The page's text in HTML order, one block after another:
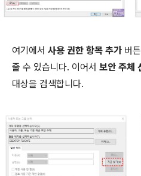
여기에서 사용 권한 항목 추가 버
줄 수 있습니다. 이어서 보안 주체
대상을 검색합니다.